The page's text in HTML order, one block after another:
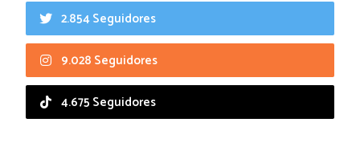
2.854 Seguidores
9.028 Seguidores
4.675 Seguidores